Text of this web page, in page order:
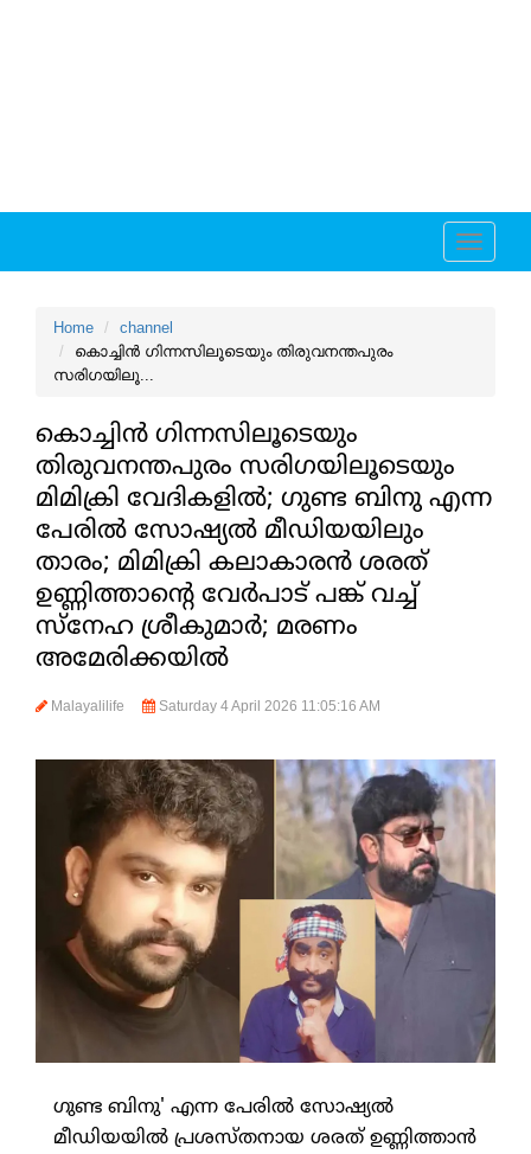
Toggle
Home
channel
കൊച്ചിന്‍ ഗിന്നസിലൂടെയും തിരുവനന്തപുരം
സരിഗയിലൂ...
കൊച്ചിന്‍ ഗിന്നസിലൂടെയും
തിരുവനന്തപുരം സരിഗയിലൂടെയും
മിമിക്രി വേദികളില്‍; ഗുണ്ട ബിനു എന്ന
പേരില്‍ സോഷ്യല്‍ മീഡിയയിലും
താരം; മിമിക്രി കലാകാരന്‍ ശരത്
ഉണ്ണിത്താന്റെ വേര്‍പാട് പങ്ക് വച്ച്
സ്‌നേഹ ശ്രീകുമാര്‍; മരണം
അമേരിക്കയില്‍
Malayalilife Saturday 4 April 2026 11:05:16 AM
ഗുണ്ട ബിനു' എന്ന പേരില്‍ സോഷ്യല്‍
മീഡിയയില്‍ പ്രശസ്തനായ ശരത് ഉണ്ണിത്താന്‍